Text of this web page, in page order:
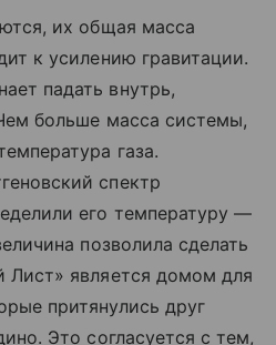
их общая масса
к усилению гравитации.
падать внутрь,
больше масса системы,
газа.
спектр
его температуру —
позволила сделать
Лист» является домом для
притянулись друг
Это согласуется с тем,